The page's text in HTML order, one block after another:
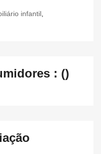
infantil
: ()